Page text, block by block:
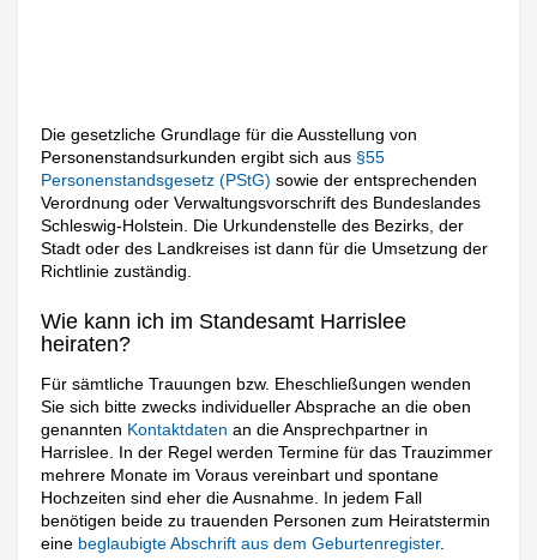
Die gesetzliche Grundlage für die Ausstellung von
Personenstandsurkunden ergibt sich aus §55
Personenstandsgesetz (PStG)sowie der entsprechenden
Verordnung oder Verwaltungsvorschrift des Bundeslandes
Schleswig-Holstein. Die Urkundenstelle des Bezirks, der
Stadt oder des Landkreises ist dann für die Umsetzung der
Richtlinie zuständig.
Wie kann ich im Standesamt Harrislee
heiraten?
Für sämtliche Trauungen bzw. Eheschließungen wenden
Sie sich bitte zwecks individueller Absprache an die oben
genannten Kontaktdaten an die Ansprechpartner in
Harrislee. In der Regel werden Termine für das Trauzimmer
mehrere Monate im Voraus vereinbart und spontane
Hochzeiten sind eher die Ausnahme. In jedem Fall
benötigen beide zu trauenden Personen zum Heiratstermin
eine beglaubigte Abschrift aus dem Geburtenregister.